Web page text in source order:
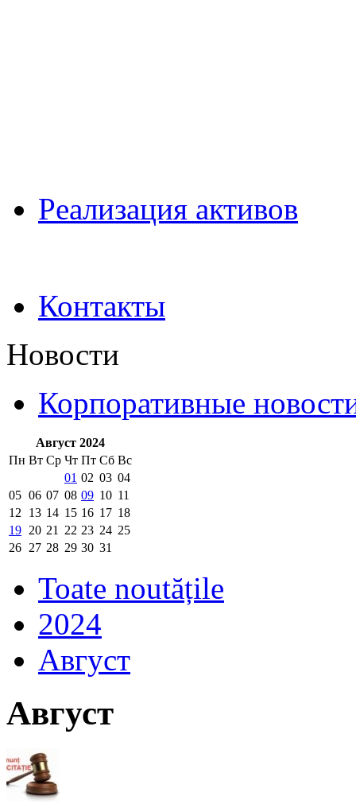
Pеализация активов
Контакты
Новости
Корпоративные
Август 2024
Пн Вт Ср Чт Пт Сб Вс
01 02 03 04
05 06 07 08 09 10 11
12
13 14 15 16 17 18
19 20 21 22 23 24 25
26 27 28 29 30 31
Toate noutățile
2024
Август
Август